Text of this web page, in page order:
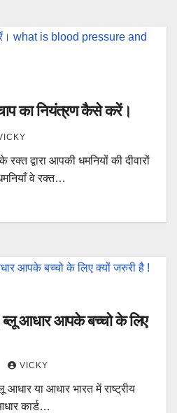
का नियंत्रण कैसे करें।
द्वारा आपकी धमनियों की दीवारों
वे रक्त…
ब्लू आधार आपके बच्चो के लिए
VICKY
आधार या आधार भारत में राष्ट्रीय
कार्ड…